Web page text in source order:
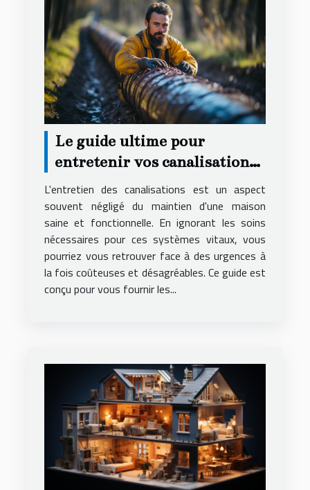
Le guide ultime pour
entretenir vos canalisations
et éviter les urgences
L'entretien des canalisations est un aspect
souvent négligé du maintien d'une maison
saine et fonctionnelle. En ignorant les soins
nécessaires pour ces systèmes vitaux, vous
pourriez vous retrouver face à des urgences à
la fois coûteuses et désagréables. Ce guide est
conçu pour vous fournir les...